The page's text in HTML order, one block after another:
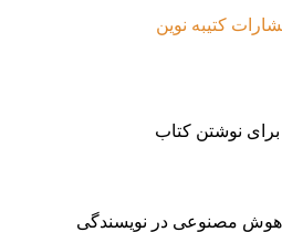
کتیبه نوین
نوشتن کتاب
هوش مصنوعی در نویسندگی